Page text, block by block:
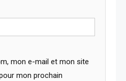
mon e-mail et mon site
mon prochain